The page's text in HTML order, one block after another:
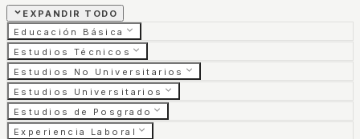
EXPANDIR TODO
Educación Básica
Estudios Técnicos
Estudios No Universitarios
Estudios Universitarios
Estudios de Posgrado
Experiencia Laboral